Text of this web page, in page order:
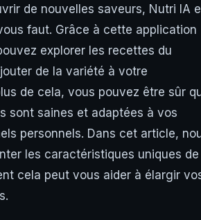
de nouvelles saveurs, Nutri IA
faut. Grâce à cette application
explorer les recettes du
de la variété à votre
de cela, vous pouvez être sûr
sont saines et adaptées à vos
personnels. Dans cet article,
les caractéristiques uniques de
cela peut vous aider à élargir